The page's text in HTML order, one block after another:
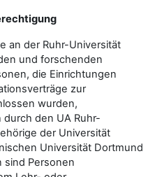
an der Ruhr-Universität
und forschenden
die Einrichtungen
zur
wurden,
den UA Ruhr-
der Universität
Universität Dortmund
sind Personen